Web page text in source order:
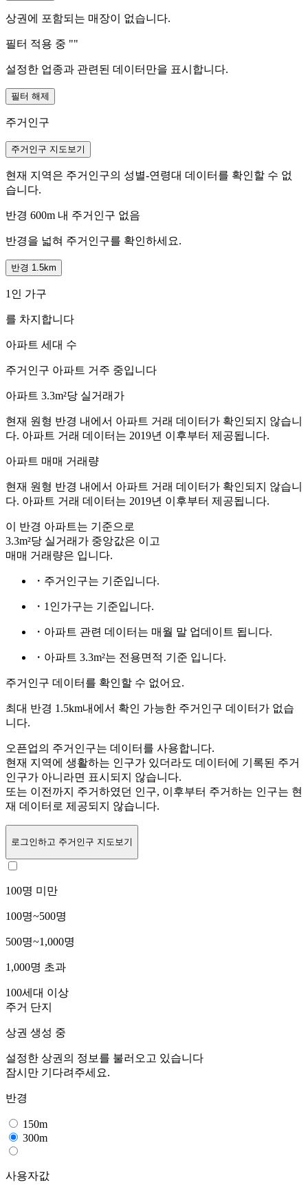
상권에 포함되는 매장이 없습니다.
필터 적용 중 ""
설정한 업종과 관련된 데이터만을 표시합니다.
필터 해제
주거인구
주거인구 지도보기
현재 지역은 주거인구의 성별-연령대 데이터를 확인할 수 없
습니다.
반경 600m 내 주거인구 없음
반경을 넓혀 주거인구를 확인하세요.
반경 1.5km
1인 가구
를 차지합니다
아파트 세대 수
주거인구 아파트 거주 중입니다
아파트 3.3m²당 실거래가
현재 원형 반경 내에서 아파트 거래 데이터가 확인되지 않습니
다. 아파트 거래 데이터는 2019년 이후부터 제공됩니다.
아파트 매매 거래량
현재 원형 반경 내에서 아파트 거래 데이터가 확인되지 않습니
다. 아파트 거래 데이터는 2019년 이후부터 제공됩니다.
이 반경 아파트는 기준으로
3.3m²당 실거래가 중앙값은 이고
매매 거래량은 입니다.
・주거인구는 기준입니다.
・1인가구는 기준입니다.
・아파트 관련 데이터는 매월 말 업데이트 됩니다.
・아파트 3.3m²는 전용면적 기준 입니다.
주거인구 데이터를 확인할 수 없어요.
최대 반경 1.5km내에서 확인 가능한 주거인구 데이터가 없습
니다.
오픈업의 주거인구는 데이터를 사용합니다.
현재 지역에 생활하는 인구가 있더라도 데이터에 기록된 주거
인구가 아니라면 표시되지 않습니다.
또는 이전까지 주거하였던 인구, 이후부터 주거하는 인구는 현
재 데이터로 제공되지 않습니다.
로그인하고 주거인구 지도보기
100명 미만
100명~500명
500명~1,000명
1,000명 초과
100세대 이상
주거 단지
상권 생성 중
설정한 상권의 정보를 불러오고 있습니다
잠시만 기다려주세요.
반경
150m
300m
사용자값